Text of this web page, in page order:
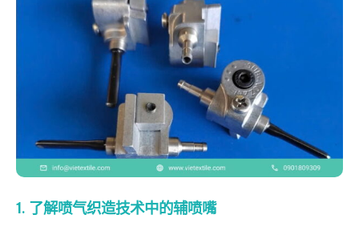
1. 了解喷气织造技术中的辅喷嘴